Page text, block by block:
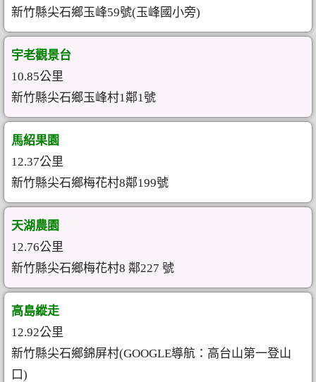
新竹縣尖石鄉玉峰59號(玉峰國小旁)
宇老觀景台
10.85公里
新竹縣尖石鄉玉峰村1鄰1號
馬紹果園
12.37公里
新竹縣尖石鄉梅花村8鄰199號
天湖農園
12.76公里
新竹縣尖石鄉梅花村8 鄰227 號
高島縱走
12.92公里
新竹縣尖石鄉錦屏村(GOOGLE導航：高台山第一登山
口)